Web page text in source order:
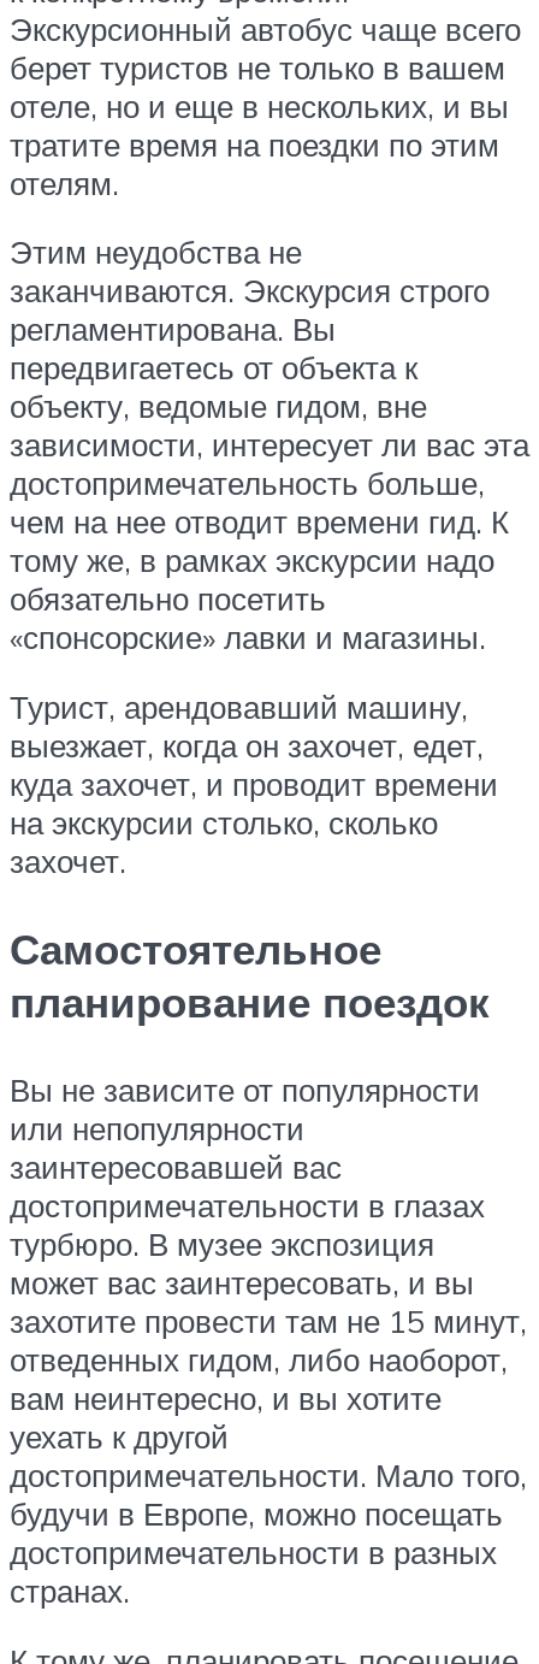
Экскурсионный автобус чаще всего
берет туристов не только в вашем
отеле, но и еще в нескольких, и вы
тратите время на поездки по этим
отелям.
Этим неудобства не
заканчиваются. Экскурсия строго
регламентирована. Вы
передвигаетесь от объекта к
объекту, ведомые гидом, вне
зависимости, интересует ли вас эта
достопримечательность больше,
чем на нее отводит времени гид. К
тому же, в рамках экскурсии надо
обязательно посетить
«спонсорские» лавки и магазины.
Турист, арендовавший машину,
выезжает, когда он захочет, едет,
куда захочет, и проводит времени
на экскурсии столько, сколько
захочет.
Самостоятельное
планирование поездок
Вы не зависите от популярности
или непопулярности
заинтересовавшей вас
достопримечательности в глазах
турбюро. В музее экспозиция
может вас заинтересовать, и вы
захотите провести там не 15 минут,
отведенных гидом, либо наоборот,
вам неинтересно, и вы хотите
уехать к другой
достопримечательности. Мало того,
будучи в Европе, можно посещать
достопримечательности в разных
странах.